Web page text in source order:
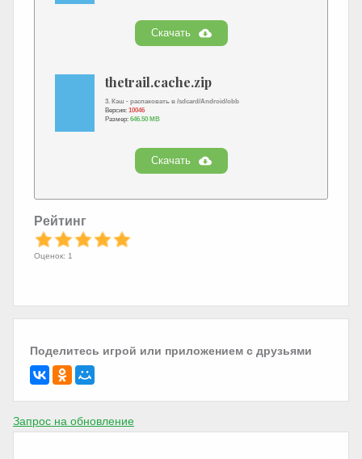
Скачать
thetrail.cache.zip
3. Кэш - распаковать в /sdcard/Android/obb
Версия: 10046
Размер: 646.50 MB
Скачать
Рейтинг
Оценок: 1
Поделитесь игрой или приложением с друзьями
Запрос на обновление